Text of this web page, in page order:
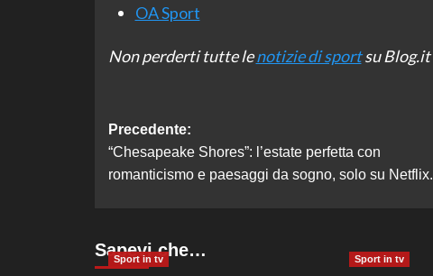
OA Sport
Non perderti tutte lenotizie di sportsu Blog.it
Navigazione
articolo
Precedente:
“Chesapeake Shores”: l’estate perfetta con
romanticismo e paesaggi da sogno, solo su Netflix.
Sapevi che…
Sport in tv Sport in tv